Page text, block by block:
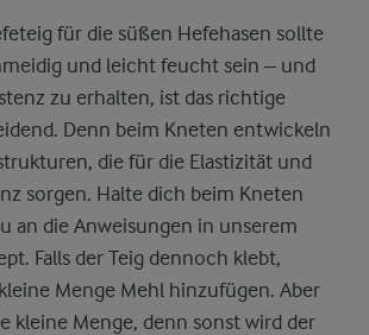
für die süßen Hefehasen sollte
und leicht feucht sein – und
zu erhalten, ist das richtige
Denn beim Kneten entwickeln
die für die Elastizität und
sorgen. Halte dich beim Kneten
an die Anweisungen in unserem
Falls der Teig dennoch klebt,
Menge Mehl hinzufügen. Aber
kleine Menge, denn sonst wird der